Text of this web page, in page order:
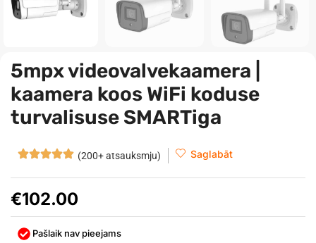
5mpx videovalvekaamera |
kaamera koos WiFi koduse
turvalisuse SMARTiga
(200+ atsauksmju) Saglabāt
€102.00
Pašlaik nav pieejams